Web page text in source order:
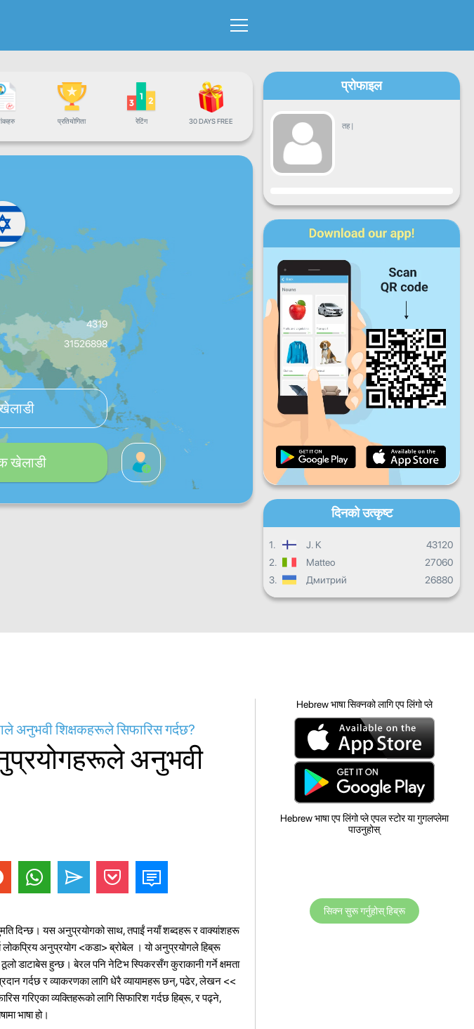
प्रतियोगिता रेटिंग 30 DAYS FREE
4319
31526898
खेलाडी
प्रोफाइल
तह|
प्रगति
सोमबार बुधबार बिहिबार
शनिबार आइतबार
दैनिक प्रगति
मासिक प्रगति
समग्र प्रगति
दिनको उत्कृष्ट
1. J. K
43120
2.
Matteo
27060
3.
Дмитрий 26880
अनुभवी शिक्षकहरूले सिफारिस गर्दछ?
अनुभवी
दिन्छ। यस अनुप्रयोगको साथ, तपाईं नयाँ शब्दहरू र वाक्यांशहरू
लोकप्रिय अनुप्रयोग <कडा> ब्रोबेल । यो अनुप्रयोगले हिब्रू
डाटाबेस हुन्छ। बेरल पनि नेटिभ स्पिकरसँग कुराकानी गर्ने क्षमता
गर्दछ र व्याकरणका लागि धेरै व्यायामहरू छन्, पढेर, लेखन <<
गरिएका व्यक्तिहरूको लागि सिफारिश गर्दछ हिब्रू, र पढ्ने,
भाषा हो।
Hebrew भाषा सिक्नको लागि एप लिंगो प्ले
Hebrew भाषा एप लिंगो प्ले एपल स्टोर या गुगलप्लेमा
पाउनुहोस्
सिक्न सुरू गर्नुहोस् हिब्रू